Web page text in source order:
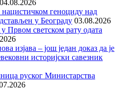
04.08.2026
геноциду над
у Београду 03.08.2026
Првом светском рату одата
изјава – још један доказ да је
историјски савезник
руског Министарства